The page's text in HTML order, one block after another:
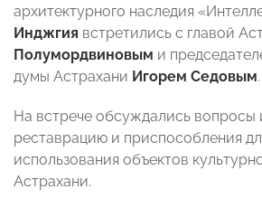
архитектурного наследия
Инджгия встретились с главой
Полумордвиновым и
думы Астрахани Игорем Седовым.
На встрече обсуждались вопросы
реставрацию и приспособления
использования объектов
Астрахани.